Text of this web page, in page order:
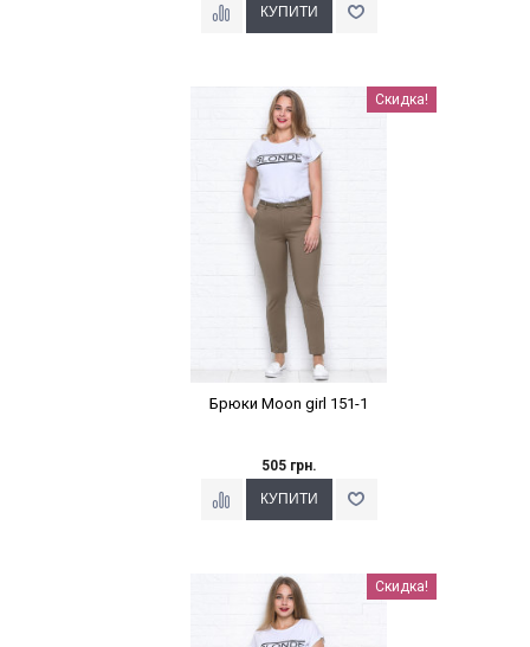
Наклейки Варіант з % Скидка!
Брюки Moon girl 151-1
505 грн.
Наклейки Варіант з % Скидка!